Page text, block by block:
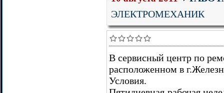
ЭЛЕКТРОМЕХАНИК
В сервисный центр по
расположенном в
Условия.